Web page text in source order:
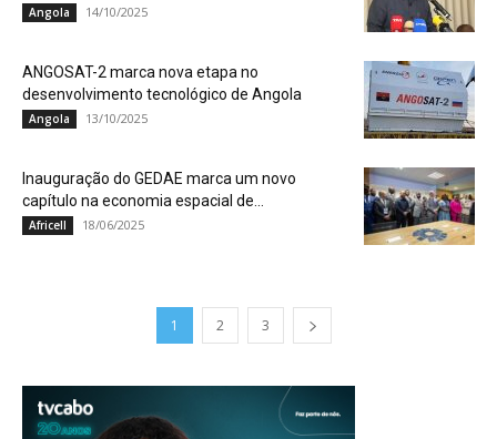
Angola 14/10/2025
ANGOSAT-2 marca nova etapa no
desenvolvimento tecnológico de Angola
Angola 13/10/2025
Inauguração do GEDAE marca um novo
capítulo na economia espacial de...
Africell 18/06/2025
1 2 3